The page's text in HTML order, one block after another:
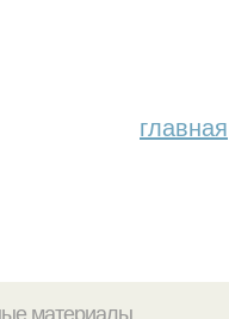
главная
материалы